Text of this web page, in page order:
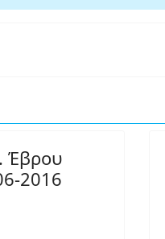
Έβρου
2016